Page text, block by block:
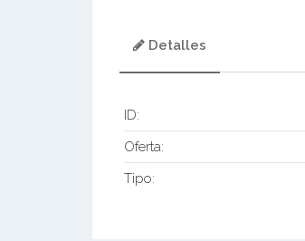
Detalles
ID:
Oferta:
Tipo: